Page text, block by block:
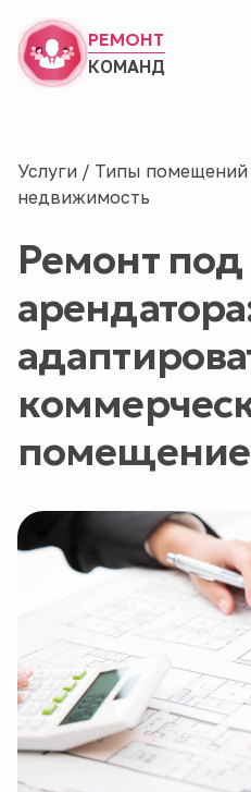
РЕМОНТ
КОМАНД
Услуги / Типы помещений
недвижимость
Ремонт под
помещение